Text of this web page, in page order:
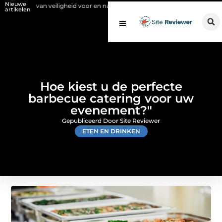
Nieuwe
artikelen
veiligheid voor en na de SCIOS-keuring van de stookinstallatie
Hoe kiest u de perfecte
barbecue catering voor uw
evenement?"
ETEN EN DRINKEN
Gepubliceerd Door Site Reviewer